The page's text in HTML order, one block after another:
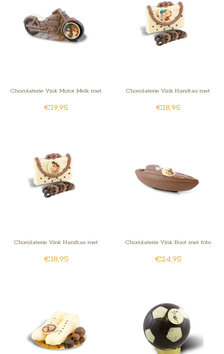
Chocolaterie Vink Motor Melk met
foto
€19,95
Chocolaterie Vink Handtas met
fotohartje wit
€18,95
Chocolaterie Vink Handtas met
fotorondje wit
€18,95
Chocolaterie Vink Boot met foto
€24,95